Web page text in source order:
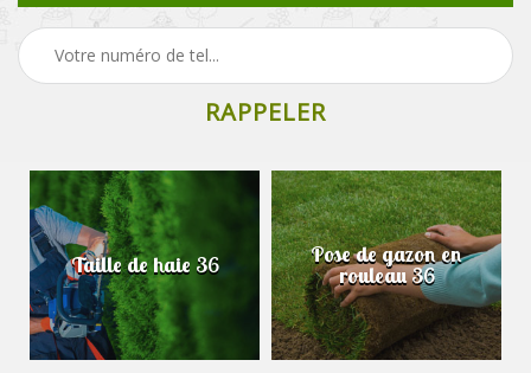
Taille de haie 36 Pose de gazon en
rouleau 36